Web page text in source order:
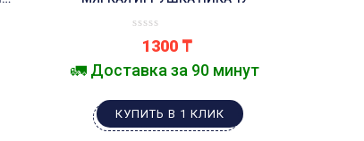
1300 ₸
🚛 Доставка за 90 минут
КУПИТЬ В 1 КЛИК